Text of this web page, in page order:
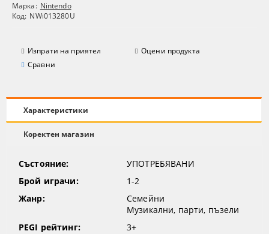
Марка: Nintendo
Код: NWi013280U
Изпрати на приятел
Оцени продукта
Сравни
Характеристики
Коректен магазин
Състояние:
УПОТРЕБЯВАНИ
Брой играчи:
1-2
Жанр:
Семейни
Музикални, парти, пъзели
PEGI рейтинг:
3+